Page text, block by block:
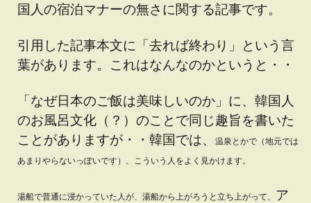
国人の宿泊マナーの無さに関する記事です。
引用した記事本文に「去れば終わり」という言
葉があります。これはなんなのかというと・・
「なぜ日本のご飯は美味しいのか」に、韓国人
のお風呂文化（？）のことで同じ趣旨を書いた
ことがありますが・・韓国では、
温泉とかで（地元では
あまりやらないっぽいです）、 こういう人をよく見かけます。
湯船で普通に浸かっていた人が、湯船から上がろうと立ち上がって、
ア